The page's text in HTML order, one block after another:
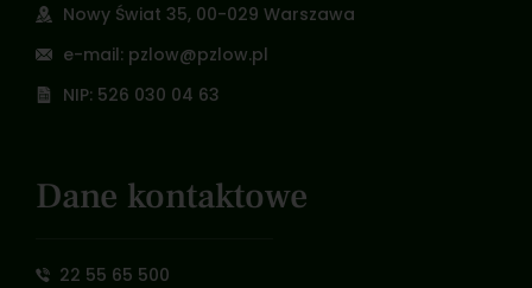
Nowy Świat 35, 00-029 Warszawa
e-mail: pzlow@pzlow.pl
NIP: 526 030 04 63
Dane kontaktowe
22 55 65 500